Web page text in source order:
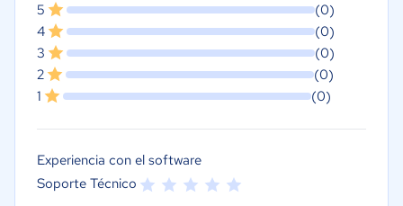
5
(0)
4
(0)
3
(0)
2
(0)
1
(0)
Experiencia con el software
Soporte Técnico